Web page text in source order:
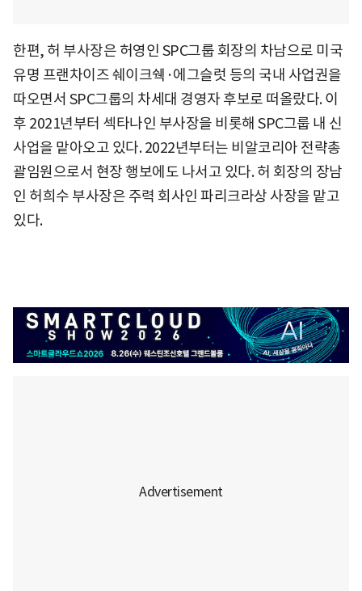
한편, 허 부사장은 허영인 SPC그룹 회장의 차남으로 미국
유명 프랜차이즈 쉐이크쉑·에그슬럿 등의 국내 사업권을
따오면서 SPC그룹의 차세대 경영자 후보로 떠올랐다. 이
후 2021년부터 섹타나인 부사장을 비롯해 SPC그룹 내 신
사업을 맡아오고 있다. 2022년부터는 비알코리아 전략총
괄임원으로서 현장 행보에도 나서고 있다. 허 회장의 장남
인 허희수 부사장은 주력 회사인 파리크라상 사장을 맡고
있다.